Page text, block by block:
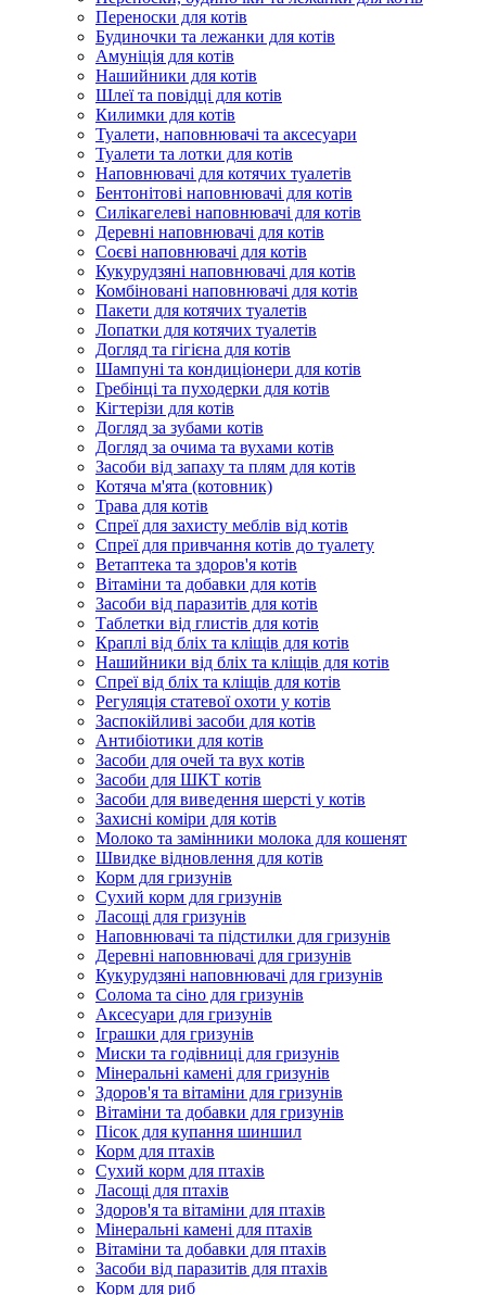
Переноски для котів
Будиночки та лежанки для котів
Амуніція для котів
Нашийники для котів
Шлеї та повідці для котів
Килимки для котів
Туалети, наповнювачі та аксесуари
Туалети та лотки для котів
Наповнювачі для котячих туалетів
Бентонітові наповнювачі для котів
Силікагелеві наповнювачі для котів
Деревні наповнювачі для котів
Соєві наповнювачі для котів
Кукурудзяні наповнювачі для котів
Комбіновані наповнювачі для котів
Пакети для котячих туалетів
Лопатки для котячих туалетів
Догляд та гігієна для котів
Шампуні та кондиціонери для котів
Гребінці та пуходерки для котів
Кігтерізи для котів
Догляд за зубами котів
Догляд за очима та вухами котів
Засоби від запаху та плям для котів
Котяча м'ята (котовник)
Трава для котів
Спреї для захисту меблів від котів
Спреї для привчання котів до туалету
Ветаптека та здоров'я котів
Вітаміни та добавки для котів
Засоби від паразитів для котів
Таблетки від глистів для котів
Краплі від бліх та кліщів для котів
Нашийники від бліх та кліщів для котів
Спреї від бліх та кліщів для котів
Регуляція статевої охоти у котів
Заспокійливі засоби для котів
Антибіотики для котів
Засоби для очей та вух котів
Засоби для ШКТ котів
Засоби для виведення шерсті у котів
Захисні коміри для котів
Молоко та замінники молока для кошенят
Швидке відновлення для котів
Корм для гризунів
Сухий корм для гризунів
Ласощі для гризунів
Наповнювачі та підстилки для гризунів
Деревні наповнювачі для гризунів
Кукурудзяні наповнювачі для гризунів
Солома та сіно для гризунів
Аксесуари для гризунів
Іграшки для гризунів
Миски та годівниці для гризунів
Мінеральні камені для гризунів
Здоров'я та вітаміни для гризунів
Вітаміни та добавки для гризунів
Пісок для купання шиншил
Корм для птахів
Сухий корм для птахів
Ласощі для птахів
Здоров'я та вітаміни для птахів
Мінеральні камені для птахів
Вітаміни та добавки для птахів
Засоби від паразитів для птахів
Корм для риб